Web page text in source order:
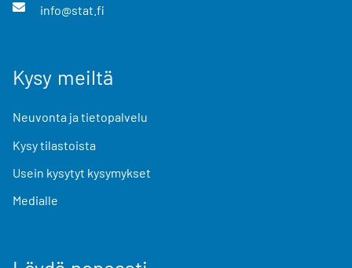
info@stat.fi
Kysy meiltä
Neuvonta ja tietopalvelu
Kysy tilastoista
Usein kysytyt kysymykset
Medialle